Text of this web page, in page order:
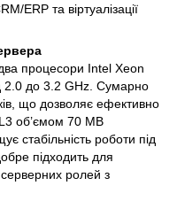
ERP та віртуалізації
процесори Intel Xeon
2.0 до 3.2 GHz. Сумарно
що дозволяє ефективно
об’ємом 70 MB
стабільність роботи під
підходить для
ролей з